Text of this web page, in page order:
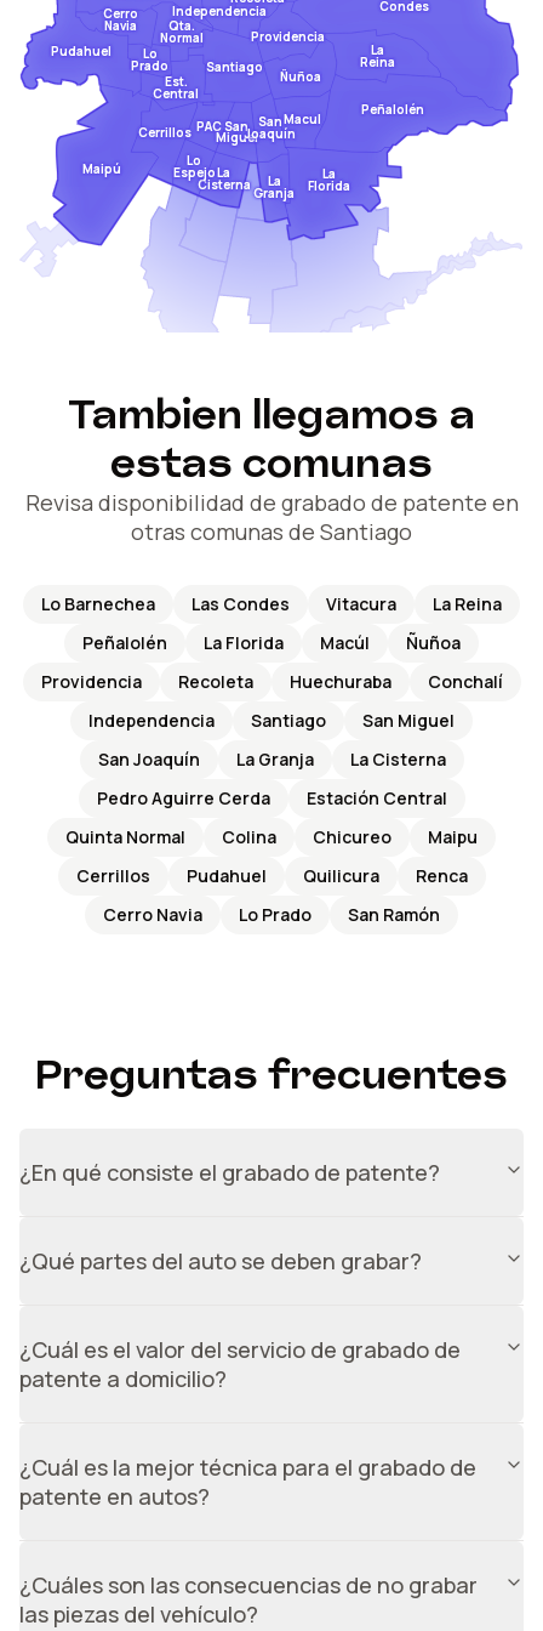
Maipú
Cerrillos
Est.
Central
Pudahuel Lo
Prado
Cerro
Navia
Santiago
Qta.
Normal
Independencia
La
Cisterna
Lo
Espejo
PACSan
Miguel
La
Granja
San
Joaquín
Providencia
Ñuñoa
La
Reina
Macul
La
Florida
Peñalolén
Condes
Tambien llegamos a
estas comunas
Revisa disponibilidad de grabado de patente en
otras comunas de Santiago
Lo Barnechea Las Condes Vitacura
La Reina
Peñalolén
La Florida Macúl
Ñuñoa
Providencia
Recoleta Huechuraba
Conchalí
Independencia
Santiago
San Miguel
San Joaquín
La Granja
La Cisterna
Pedro Aguirre Cerda
Estación Central
Quinta Normal
Colina Chicureo
Maipu
Cerrillos
Pudahuel Quilicura
Renca
Cerro Navia
Lo Prado San Ramón
Preguntas frecuentes
¿En qué consiste el grabado de patente?
vehículo, utilizando una matriz a medida y equipamiento
¿Qué partes del auto se deben grabar?
parabrisas, luneta trasera y espejos retrovisores del
vehículo.
¿Cuál es el valor del servicio de grabado de
patente a domicilio?
de $24.990. Incluye el grabado en vidrios y espejos del
auto, tal como indica la normativa.
¿Cuál es la mejor técnica para el grabado de
patente en autos?
ya que proporciona un grabado preciso y duradero.
¿Cuáles son las consecuencias de no grabar
las piezas del vehículo?